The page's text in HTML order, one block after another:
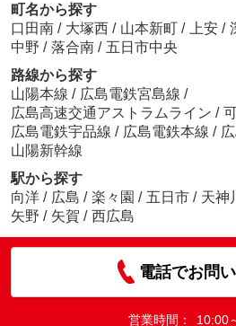
町名から探す
口田南 / 大塚西 / 山本新町 / 上安 /
中野 / 落合南 / 五日市中央
路線から探す
山陽本線 / 広島電鉄宮島線 /
広島高速交通アストラムライン /
広島電鉄宇品線 / 広島電鉄本線 /
山陽新幹線
駅から探す
向洋 / 広島 / 楽々園 / 五日市 / 天神川
矢野 / 矢賀 / 西広島
電話でお問
営業時間： 10:00